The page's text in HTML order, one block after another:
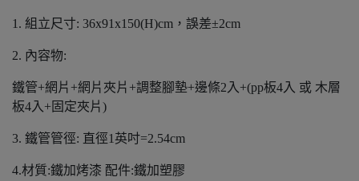
1. 組立尺寸: 36x91x150(H)cm，誤差±2cm
2. 內容物:
鐵管+網片+網片夾片+調整腳墊+邊條2入+(pp板4入 或 木層
板4入+固定夾片)
3. 鐵管管徑: 直徑1英吋=2.54cm
4.材質:鐵加烤漆 配件:鐵加塑膠